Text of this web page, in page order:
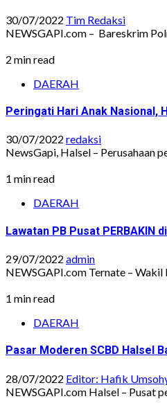
30/07/2022 Tim Redaksi
NEWSGAPI.com – Bareskrim
2 min read
DAERAH
Peringati Hari Anak Nasional,
30/07/2022 redaksi
NewsGapi, Halsel – Perusahaan
1 min read
DAERAH
Lawatan PB Pusat PERBAKIN
29/07/2022 admin
NEWSGAPI.com Ternate –
1 min read
DAERAH
Pasar Moderen SCBD Halsel
28/07/2022 Editor: Hafik
NEWSGAPI.com Halsel – Pusat